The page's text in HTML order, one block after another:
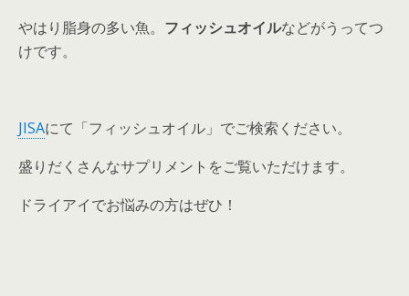
やはり脂身の多い魚。 フィッシュオイルなどがうってつ
けです。
JISAにて「フィッシュオイル」でご検索ください。
盛りだくさんなサプリメントをご覧いただけます。
ドライアイでお悩みの方はぜひ！